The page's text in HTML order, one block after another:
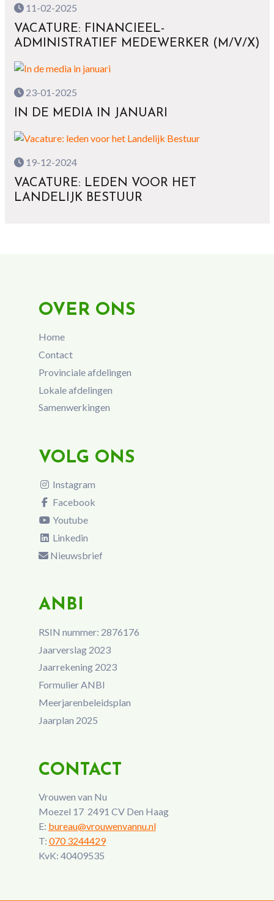
11-02-2025
VACATURE: FINANCIEEL-
ADMINISTRATIEF MEDEWERKER (M/V/X)
23-01-2025
IN DE MEDIA IN JANUARI
19-12-2024
VACATURE: LEDEN VOOR HET
LANDELIJK BESTUUR
OVER ONS
Home
Contact
Provinciale afdelingen
Lokale afdelingen
Samenwerkingen
VOLG ONS
Instagram
Facebook
Youtube
Linkedin
Nieuwsbrief
ANBI
RSIN nummer: 2876176
Jaarverslag 2023
Jaarrekening 2023
Formulier ANBI
Meerjarenbeleidsplan
Jaarplan 2025
CONTACT
Vrouwen van Nu
Moezel 17 2491 CV Den Haag
E: bureau@vrouwenvannu.nl
T: 070 3244429
KvK: 40409535